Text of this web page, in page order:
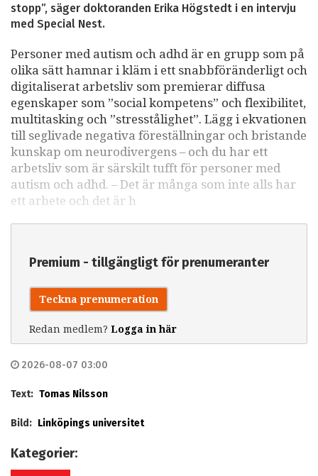
stopp”, säger doktoranden Erika Högstedt i en intervju
med Special Nest.
Personer med autism och adhd är en grupp som på
olika sätt hamnar i kläm i ett snabbföränderligt och
digitaliserat arbetsliv som premierar diffusa
egenskaper som ”social kompetens” och flexibilitet,
multitasking och ”stresstålighet”. Lägg i ekvationen
till seglivade negativa föreställningar och bristande
kunskap om neurodivergens – och du har ett
arbetsliv som är särskilt tufft för personer med
autism och adhd. – Det är många som inte alls har
ett arbete och det är h
Premium - tillgängligt för prenumeranter
Teckna prenumeration
Redan medlem? Logga in här
2026-08-07 03:00
Text: Tomas Nilsson
Bild: Linköpings universitet
Kategorier: